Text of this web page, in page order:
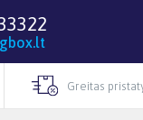
Greitas